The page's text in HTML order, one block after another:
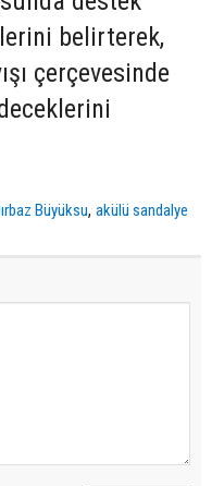
belirterek,
çerçevesinde
Büyüksu,akülü sandalye